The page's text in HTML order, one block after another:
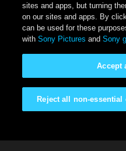
sites and apps, but turning
on our sites and apps. By
can be used for these
withSony Pictures andSony
Reject all non-essential
Accept